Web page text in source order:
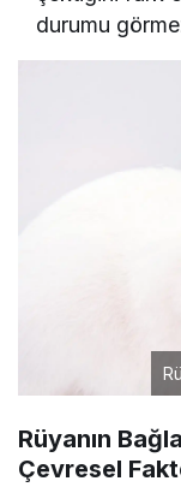
durumu
Rüyanın
Çevresel